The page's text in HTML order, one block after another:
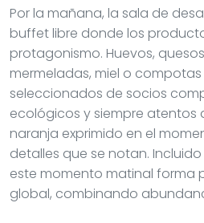
Por la mañana, la sala de
buffet libre donde los
protagonismo. Huevos,
mermeladas, miel o
seleccionados de socios
ecológicos y siempre atentos
naranja exprimido en el
detalles que se notan.
este momento matinal forma
global, combinando